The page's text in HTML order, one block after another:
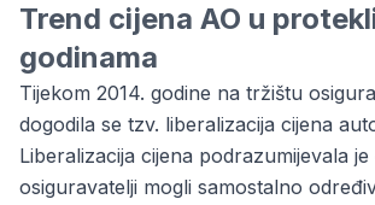
Trend cijena AO u
godinama
Tijekom 2014. godine na tržištu
dogodila se tzv. liberalizacija cijena
Liberalizacija cijena podrazumijevala je
osiguravatelji mogli samostalno